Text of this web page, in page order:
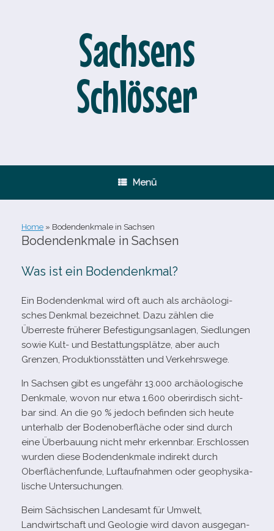
Sachsens
Schlösser
Menü
Home » Bodendenkmale in Sachsen
Bodendenkmale in Sachsen
Was ist ein Bodendenkmal?
Ein Bodendenkmal wird oft auch als archäo­lo­gi­
sches Denkmal bezeich­net. Dazu zäh­len die
Überreste frü­he­rer Befestigungsanlagen, Siedlungen
sowie Kult- und Bestattungsplätze, aber auch
Grenzen, Produktionsstätten und Verkehrswege.
In Sachsen gibt es unge­fähr 13.000 archäo­lo­gi­sche
Denkmale, wovon nur etwa 1.600 ober­ir­disch sicht­
bar sind. An die 90 % jedoch befin­den sich heute
unter­halb der Bodenoberfläche oder sind durch
eine Überbauung nicht mehr erkenn­bar. Erschlossen
wur­den diese Bodendenkmale indi­rekt durch
Oberflächenfunde, Luftaufnahmen oder geo­phy­si­ka­
li­sche Untersuchungen.
Beim Sächsischen Landesamt für Umwelt,
Landwirtschaft und Geologie wird davon aus­ge­gan­